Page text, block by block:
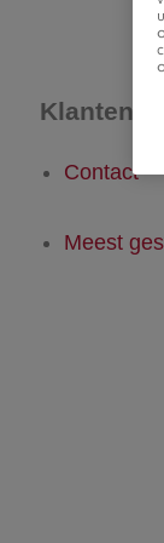
Contact
Meest